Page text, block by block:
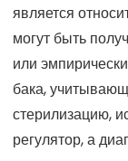
является
могут быть
или
бака,
стерилизацию,
регулятор, а